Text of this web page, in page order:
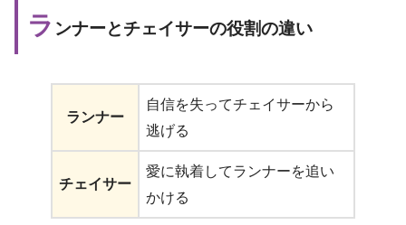
ラ ンナーとチェイサーの役割の違い
ランナー
自信を失ってチェイサーから
逃げる
チェイサー
愛に執着してランナーを追い
かける